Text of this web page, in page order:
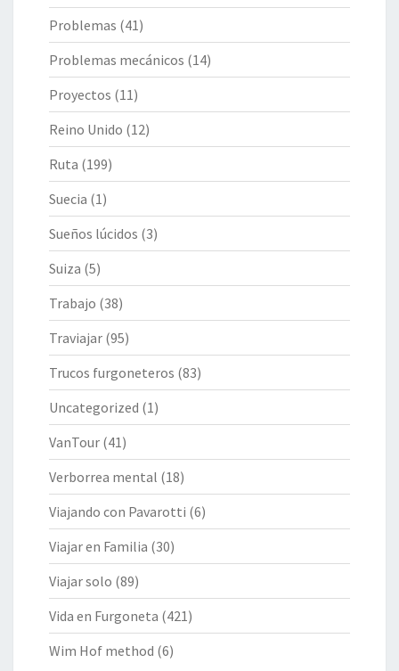
Problemas (41)
Problemas mecánicos (14)
Proyectos (11)
Reino Unido (12)
Ruta (199)
Suecia (1)
Sueños lúcidos (3)
Suiza (5)
Trabajo (38)
Traviajar (95)
Trucos furgoneteros (83)
Uncategorized (1)
VanTour (41)
Verborrea mental (18)
Viajando con Pavarotti (6)
Viajar en Familia (30)
Viajar solo (89)
Vida en Furgoneta (421)
Wim Hof method (6)